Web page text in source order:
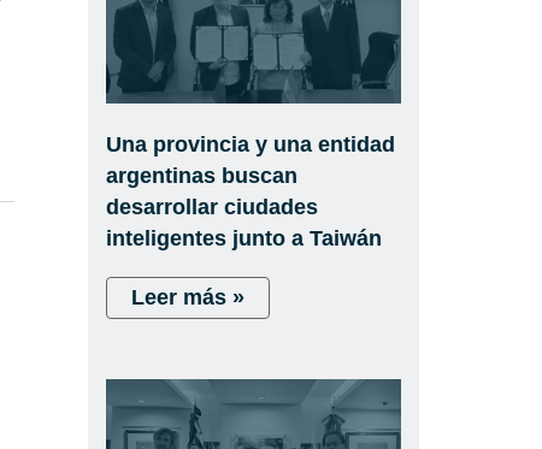
Una provincia y una entidad
argentinas buscan
desarrollar ciudades
inteligentes junto a Taiwán
Leer más »